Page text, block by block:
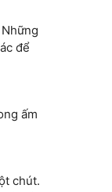
để
ấm
chút.